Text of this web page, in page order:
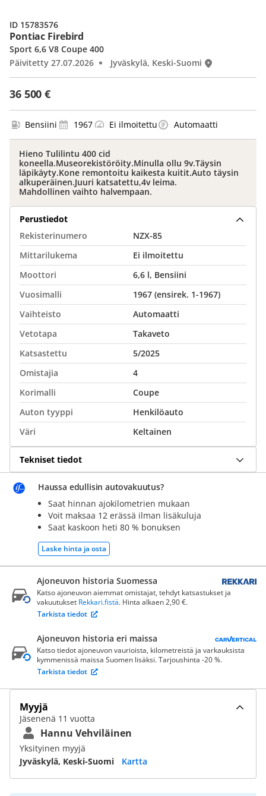
Pontiac Firebird
36 500 €
Sport 6,6 V8 Coupe 400
Päivitetty 27.07.2026
Jyväskylä, Keski-Suomi
ID 15783576
Bensiini 1967 Ei ilmoitettu Automaatti
Hieno Tulilintu 400 cid
koneella.Museorekistöröity.Minulla ollu 9v.Täysin
läpikäyty.Kone remontoitu kaikesta kuitit.Auto täysin
alkuperäinen.Juuri katsatettu,4v leima.
Mahdollinen vaihto halvempaan.
Perustiedot
Rekisterinumero
NZX-85
Mittarilukema
Ei ilmoitettu
Moottori
6,6 l, Bensiini
Vuosimalli
1967 (ensirek. 1-1967)
Vaihteisto
Automaatti
Vetotapa
Takaveto
Katsastettu
5/2025
Omistajia
4
Korimalli
Coupe
Auton tyyppi
Henkilöauto
Väri
Keltainen
Tekniset tiedot
Haussa edullisin autovakuutus?
Saat hinnan ajokilometrien mukaan
Voit maksaa 12 erässä ilman lisäkuluja
Saat kaskoon heti 80 % bonuksen
Laske hinta ja osta
Ajoneuvon historia Suomessa
Katso ajoneuvon aiemmat omistajat, tehdyt katsastukset ja
vakuutukset Rekkari.fistä. Hinta alkaen 2,90 €.
Tarkista tiedot
Ajoneuvon historia eri maissa
Katso tiedot ajoneuvon vaurioista, kilometreistä ja varkauksista
kymmenissä maissa Suomen lisäksi. Tarjoushinta -20 %.
Tarkista tiedot
Myyjä
Jäsenenä 11 vuotta
Hannu Vehviläinen
Yksityinen myyjä
Jyväskylä, Keski-Suomi
Kartta